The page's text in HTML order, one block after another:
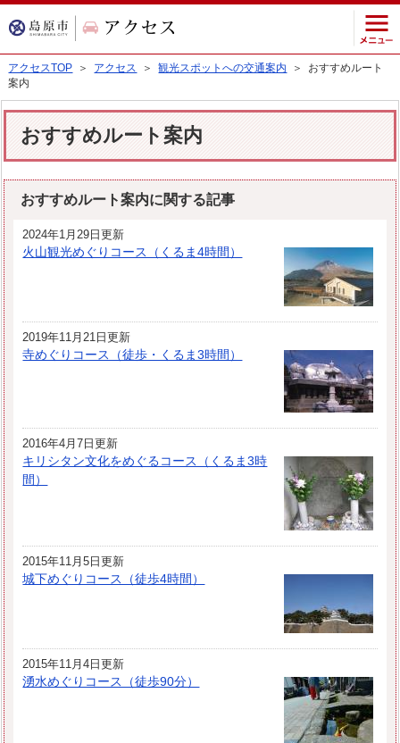
アクセスTOP ＞ アクセス ＞観光スポットへの交通案内
＞ おすすめルート
案内
おすすめルート案内
おすすめルート案内に関する記事
2024年1月29日更新
火山観光めぐりコース（くるま4時間）
2019年11月21日更新
寺めぐりコース（徒歩・くるま3時間）
2016年4月7日更新
キリシタン文化をめぐるコース（くるま3時
間）
2015年11月5日更新
城下めぐりコース（徒歩4時間）
2015年11月4日更新
湧水めぐりコース（徒歩90分）